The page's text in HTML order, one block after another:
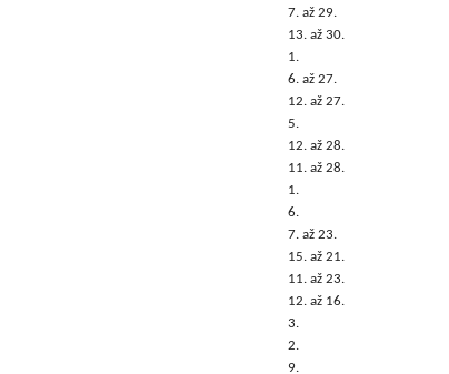
7. až 29.
13. až 30.
1.
6. až 27.
12. až 27.
5.
12. až 28.
11. až 28.
1.
6.
7. až 23.
15. až 21.
11. až 23.
12. až 16.
3.
2.
9.